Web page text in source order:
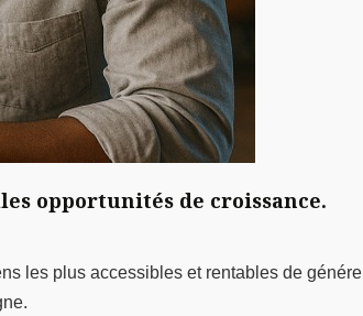
opportunités de croissance.
les plus accessibles et rentables de